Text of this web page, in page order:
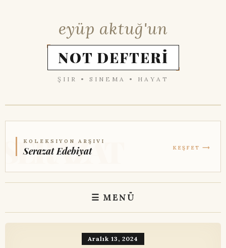
eyüp aktuğ'un
NOT DEFTERİ
ŞIIR • SINEMA • HAYAT
KOLEKSIYON ARŞIVI
Serazat Edebiyat KEŞFET ⟶
☰ MENÜ
Aralık 13, 2024